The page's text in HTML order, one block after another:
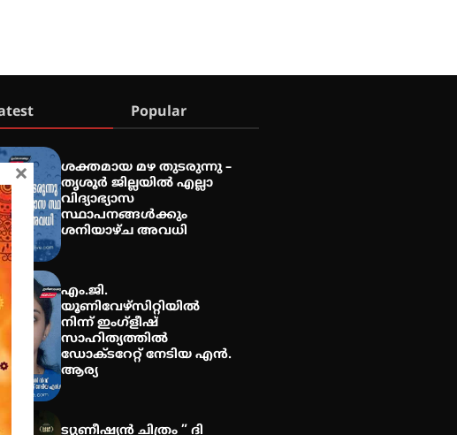
Popular
ശക്തമായ മഴ തുടരുന്നു –
തൃശൂർ ജില്ലയിൽ എല്ലാ
വിദ്യാഭ്യാസ
സ്ഥാപനങ്ങൾക്കും
ശനിയാഴ്ച അവധി
എം.ജി.
യൂണിവേഴ്‌സിറ്റിയിൽ
നിന്ന് ഇംഗ്ളീഷ്
സാഹിത്യത്തിൽ
ഡോക്ടറേറ്റ് നേടിയ എൻ.
ആര്യ
ട്യുണീഷ്യൻ ചിത്രം ” ദി
×